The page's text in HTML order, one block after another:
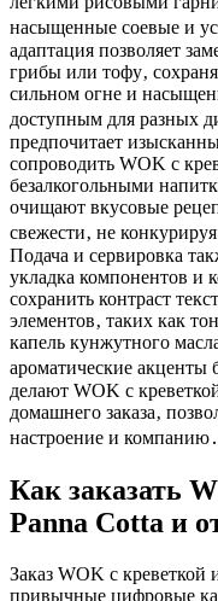
насыщенные соевые и
адаптация позволяет
грибы или тофу‚
сильном огне и
доступным для разных
предпочитает
сопроводить WOK с
безалкогольными
очищают вкусовые
свежести‚ не
Подача и сервировка
укладка компонентов и
сохранить контраст
элементов‚ таких как
капель кунжутного
ароматические акценты
делают WOK с
домашнего заказа‚
настроение и компанию․
Как заказать
Panna Cotta и
Заказ WOK с креветкой
привычные цифровые